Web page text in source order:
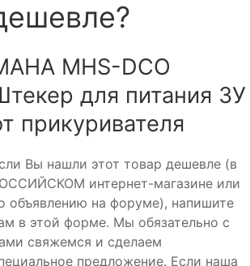
MHS-DCO
для питания ЗУ
прикуривателя
Вы нашли этот товар дешевле (в
интернет-магазине или
объявлению на форуме), напишите
в этой форме. Мы обязательно с
свяжемся и сделаем
предложение. Если наша